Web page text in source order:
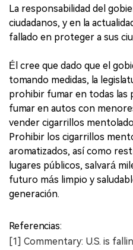
La responsabilidad del
ciudadanos, y en la
fallado en proteger a sus
Él cree que dado que el
tomando medidas, la
prohibir fumar en todas las
fumar en autos con
vender cigarrillos
Prohibir los cigarrillos
aromatizados, así como
lugares públicos, salvará
futuro más limpio y
generación.
Referencias:
[1] Commentary: U.S. is